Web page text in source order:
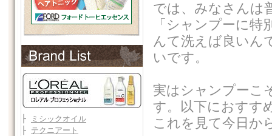
├
ミシックオイル
├ テクニアート
では、みなさんは
「シャンプーに
んて洗えば良いん
いです。
実はシャンプーこ
す。以下におすす
これを見て今日か